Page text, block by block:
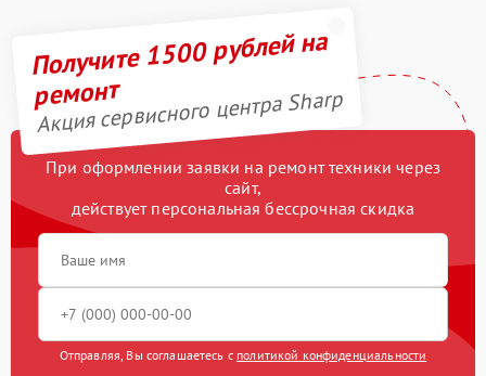
Получите 1500 рублей на
ремонт
Акция сервисного центра Sharp
При оформлении заявки на ремонт техники через
сайт,
действует персональная бессрочная скидка
Отправляя, Вы соглашаетесь с политикой конфиденциальности